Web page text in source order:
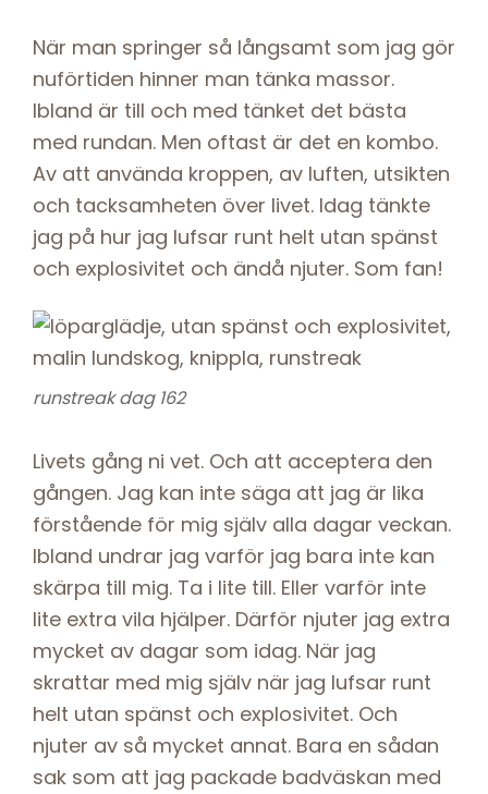
När man springer så långsamt som jag gör
nuförtiden hinner man tänka massor.
Ibland är till och med tänket det bästa
med rundan. Men oftast är det en kombo.
Av att använda kroppen, av luften, utsikten
och tacksamheten över livet. Idag tänkte
jag på hur jag lufsar runt helt utan spänst
och explosivitet och ändå njuter. Som fan!
runstreak dag 162
Livets gång ni vet. Och att acceptera den
gången. Jag kan inte säga att jag är lika
förstående för mig själv alla dagar veckan.
Ibland undrar jag varför jag bara inte kan
skärpa till mig. Ta i lite till. Eller varför inte
lite extra vila hjälper. Därför njuter jag extra
mycket av dagar som idag. När jag
skrattar med mig själv när jag lufsar runt
helt utan spänst och explosivitet. Och
njuter av så mycket annat. Bara en sådan
sak som att jag packade badväskan med